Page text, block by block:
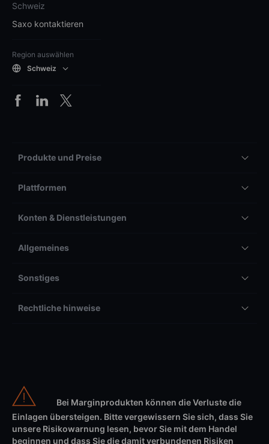
Schweiz
Saxo kontaktieren
Region auswählen
Schweiz
Produkte und Preise
Plattformen
Konten & Dienstleistungen
Allgemeines
Sonstiges
Rechtliche hinweise
Bei Marginprodukten können die Verluste die
Einlagen übersteigen. Bitte vergewissern Sie sich, dass Sie
unsere Risikowarnung lesen, bevor Sie mit dem Handel
beginnen und dass Sie die damit verbundenen Risiken